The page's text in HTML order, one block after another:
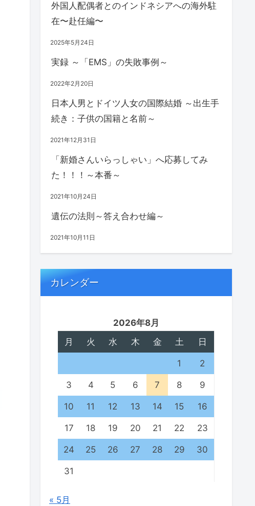
外国人配偶者とのインドネシアへの海外駐
在〜赴任編〜
2025年5月24日
実録 ～「EMS」の失敗事例～
2022年2月20日
日本人男とドイツ人女の国際結婚 ～出生手
続き：子供の国籍と名前～
2021年12月31日
「新婚さんいらっしゃい」へ応募してみ
た！！！～本番～
2021年10月24日
遺伝の法則～答え合わせ編～
2021年10月11日
カレンダー
2026年8月
月
火 水 木 金 土 日
1 2
3 4 5 6 7 8 9
10 11 12 13 14 15 16
17 18 19 20 21 22 23
24 25 26 27 28 29 30
31
« 5月